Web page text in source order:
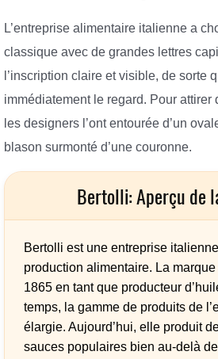
L’entreprise alimentaire italienne a
classique avec de grandes lettres
l’inscription claire et visible, de sorte
immédiatement le regard. Pour attirer
les designers l’ont entourée d’un
blason surmonté d’une couronne.
Bertolli: Aperçu de
Bertolli est une entreprise
production alimentaire. La
1865 en tant que producteur
temps, la gamme de produits de
élargie. Aujourd’hui, elle produit
sauces populaires bien au-delà